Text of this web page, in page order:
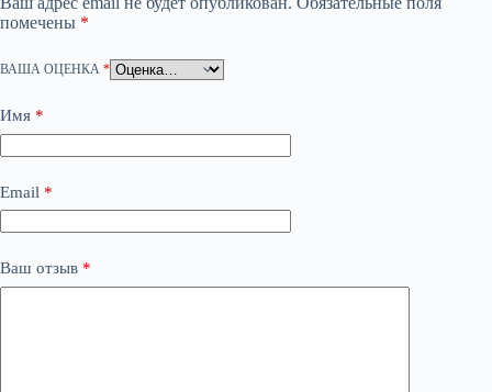
помечены *
ВАША ОЦЕНКА *
Имя *
Email *
Ваш отзыв *